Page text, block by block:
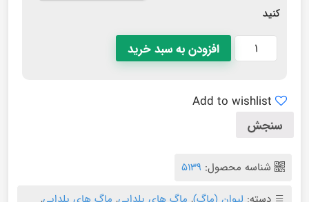
کنید
افزودن به سبد خرید
Add to wishlist
سنجش
شناسه محصول: 5139